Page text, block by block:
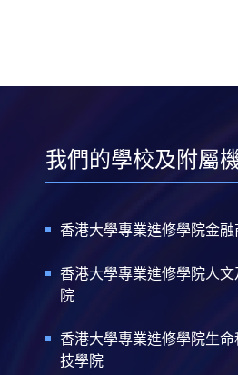
我們的學校及附屬
香港大學專業進修學院金
香港大學專業進修學院人
院
香港大學專業進修學院生
技學院